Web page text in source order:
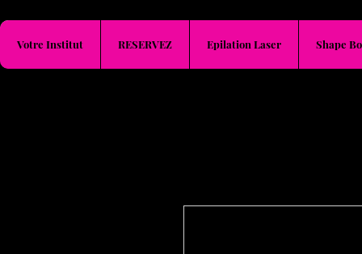
Votre Institut RESERVEZ Epilation Laser Shape